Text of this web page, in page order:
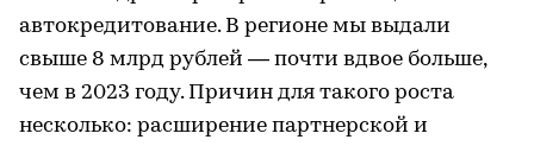
автокредитование. В регионе мы выдали
свыше 8 млрд рублей — почти вдвое больше,
чем в 2023 году. Причин для такого роста
несколько: расширение партнерской и